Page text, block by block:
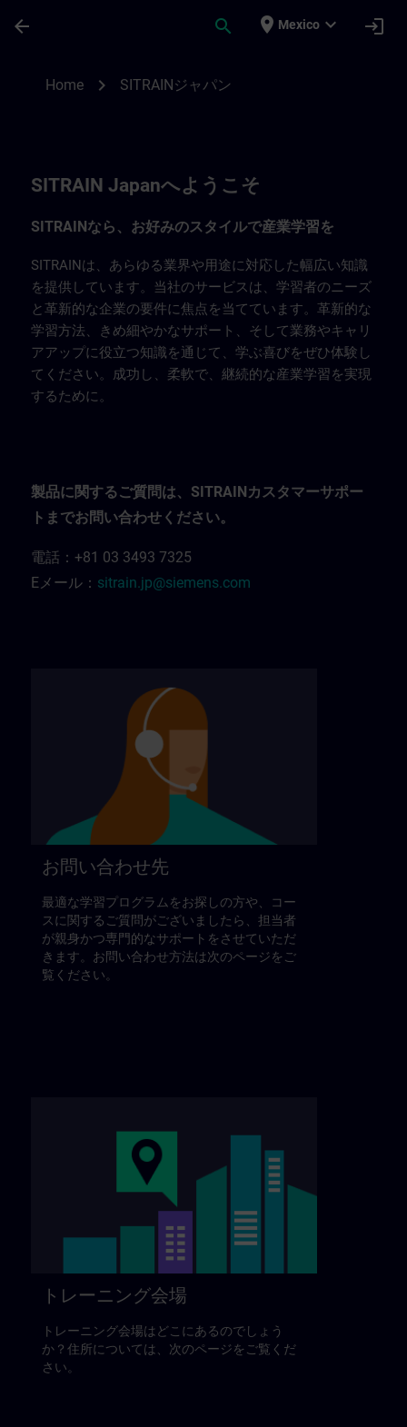
arrow_back search place Mexico expand_more login
Home chevron_right SITRAINジャパン
SITRAIN Japanへようこそ
SITRAINなら、お好みのスタイルで産業学習を
SITRAINは、あらゆる業界や用途に対応した幅広い知識
を提供しています。当社のサービスは、学習者のニーズ
と革新的な企業の要件に焦点を当てています。革新的な
学習方法、きめ細やかなサポート、そして業務やキャリ
アアップに役立つ知識を通じて、学ぶ喜びをぜひ体験し
てください。成功し、柔軟で、継続的な産業学習を実現
するために。
製品に関するご質問は、SITRAINカスタマーサポー
トまでお問い合わせください。
電話：+81 03 3493 7325
Eメール： sitrain.jp@siemens.com
お問い合わせ先
最適な学習プログラムをお探しの方や、コー
スに関するご質問がございましたら、担当者
が親身かつ専門的なサポートをさせていただ
きます。お問い合わせ方法は次のページをご
覧ください。
トレーニング会場
トレーニング会場はどこにあるのでしょう
か？住所については、次のページをご覧くだ
さい。